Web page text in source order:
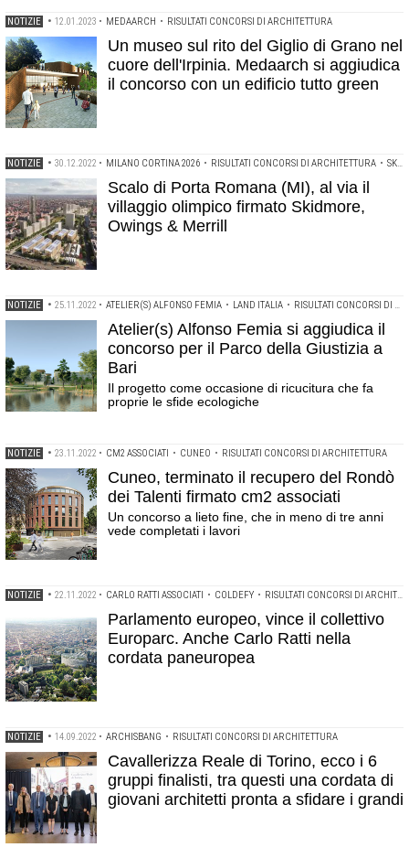
NOTIZIE • 12.01.2023 • MEDAARCH • RISULTATI CONCORSI DI ARCHITETTURA
Un museo sul rito del Giglio di Grano nel
cuore dell'Irpinia. Medaarch si aggiudica
il concorso con un edificio tutto green
NOTIZIE • 30.12.2022 • MILANO CORTINA 2026 • RISULTATI CONCORSI DI ARCHITETTURA • SKIDMORE OWINGS AND MERRILL
Scalo di Porta Romana (MI), al via il
villaggio olimpico firmato Skidmore,
Owings & Merrill
NOTIZIE • 25.11.2022 • ATELIER(S) ALFONSO FEMIA • LAND ITALIA • RISULTATI CONCORSI DI ARCHITETTURA
Atelier(s) Alfonso Femia si aggiudica il
concorso per il Parco della Giustizia a
Bari
Il progetto come occasione di ricucitura che fa
proprie le sfide ecologiche
NOTIZIE • 23.11.2022 • CM2 ASSOCIATI • CUNEO • RISULTATI CONCORSI DI ARCHITETTURA
Cuneo, terminato il recupero del Rondò
dei Talenti firmato cm2 associati
Un concorso a lieto fine, che in meno di tre anni
vede completati i lavori
NOTIZIE • 22.11.2022 • CARLO RATTI ASSOCIATI • COLDEFY • RISULTATI CONCORSI DI ARCHITETTURA
Parlamento europeo, vince il collettivo
Europarc. Anche Carlo Ratti nella
cordata paneuropea
NOTIZIE • 14.09.2022 • ARCHISBANG • RISULTATI CONCORSI DI ARCHITETTURA
Cavallerizza Reale di Torino, ecco i 6
gruppi finalisti, tra questi una cordata di
giovani architetti pronta a sfidare i grandi